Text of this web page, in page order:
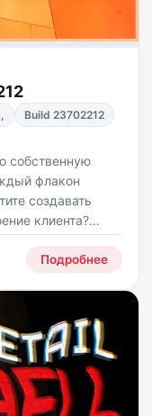
Build 23702212
собственную
флакон
создавать
клиента?
эссенции,
с разными
Подробнее